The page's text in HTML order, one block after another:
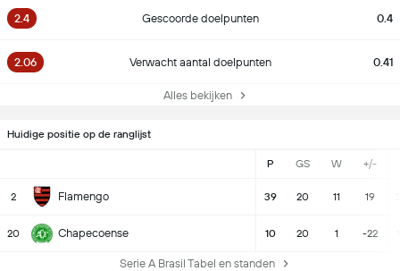
2.4 Gescoorde doelpunten 0.4
2.06 Verwacht aantal doelpunten 0.41
Alles bekijken
Huidige positie op de ranglijst
P GS W +/-
2 Flamengo 39 20 11 19
20 Chapecoense 10 20 1 -22
Serie A Brasil Tabel en standen